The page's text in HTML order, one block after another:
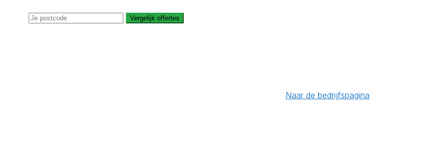
Vergelijk offertes
Naar de bedrijfspagina